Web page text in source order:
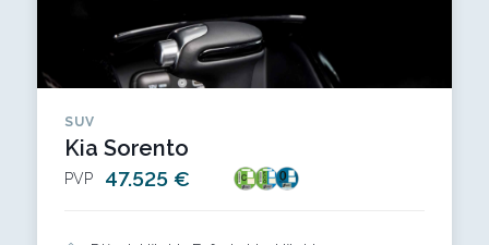
SUV
Kia Sorento
PVP 47.525 €